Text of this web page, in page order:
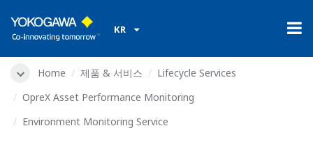
KR
Home 제품 & 서비스
Lifecycle Services
OpreX Asset Performance Monitoring
Environment Monitoring Service